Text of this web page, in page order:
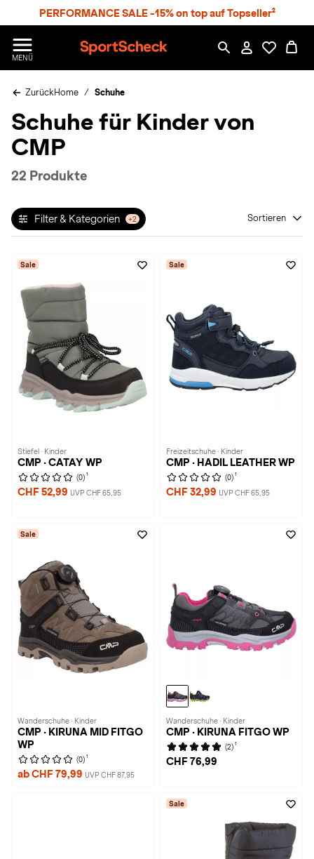
PERFORMANCE SALE -15% on top auf Topseller²
MENÜ
p
r
S
c
ZurückHome Schuhe
Schuhe für Kinder von
CMP
22 Produkte
Filter & Kategorien +2 Sortieren
Sale
Stiefel · Kinder
CMP · CATAY WP
(0) 1
CHF 52,99 UVP CHF 65,95
Sale
Freizeitschuhe · Kinder
CMP · HADIL LEATHER WP
(0) 1
CHF 32,99 UVP CHF 65,95
Sale
Wanderschuhe · Kinder
CMP · KIRUNA MID FITGO
WP
(0) 1
ab CHF 79,99 UVP CHF 87,95
Wanderschuhe · Kinder
CMP · KIRUNA FITGO WP
(2) 1
CHF 76,99
Sale